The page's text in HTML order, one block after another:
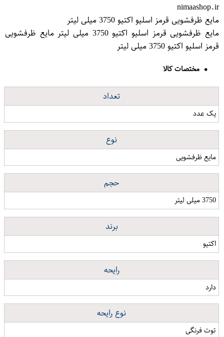
nimaashop.ir
مایع ظرفشویی قرمز اسلیو اکتیو 3750 میلی لیتر
مایع ظرفشویی قرمز اسلیو اکتیو 3750 میلی لیتر مایع ظرفشویی
قرمز اسلیو اکتیو 3750 میلی لیتر
مختصات کالا
تعداد
یک عدد
نوع
مایع ظرفشویی
حجم
3750 میلی لیتر
برند
اکتیو
رایحه
دارد
نوع رایحه
توت فرنگی